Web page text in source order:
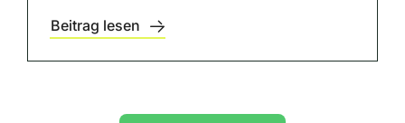
Beitrag lesen